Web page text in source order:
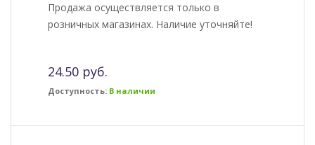
Продажа осуществляется только в
розничных магазинах. Наличие уточняйте!
24.50 руб.
Доступность: В наличии